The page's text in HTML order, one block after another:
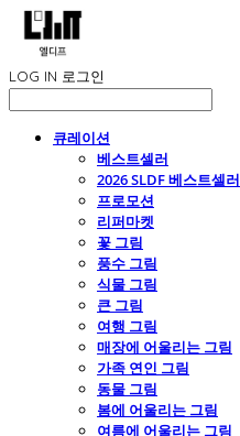
LOG IN 로그인
큐레이션
베스트셀러
2026 SLDF 베스트셀러
프로모션
리퍼마켓
꽃 그림
풍수 그림
식물 그림
큰 그림
여행 그림
매장에 어울리는 그림
가족 연인 그림
동물 그림
봄에 어울리는 그림
여름에 어울리는 그림